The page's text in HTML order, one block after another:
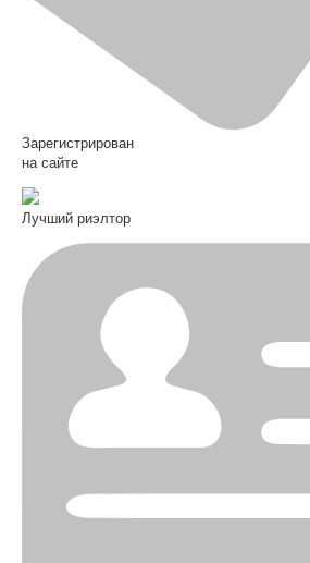
Зарегистрирован
на сайте
Лучший риэлтор